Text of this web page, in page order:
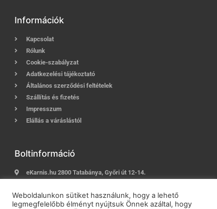
Információk
Kapcsolat
Rólunk
Cookie-szabályzat
Adatkezelési tájékoztató
Általános szerződési feltételek
Szállítás és fizetés
Impresszum
Elállás a váráslástól
Boltinformáció
eKarnis.hu 2800 Tatabánya, Győri út 12-14.
E-mail:info@ekarnis.hu
Weboldalunkon sütiket használunk, hogy a lehető
legmegfelelőbb élményt nyújtsuk Önnek azáltal, hogy